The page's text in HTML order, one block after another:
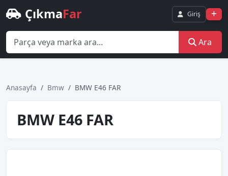
ÇıkmaFar Giriş
Ara
Anasayfa Bmw BMW E46 FAR
BMW E46 FAR